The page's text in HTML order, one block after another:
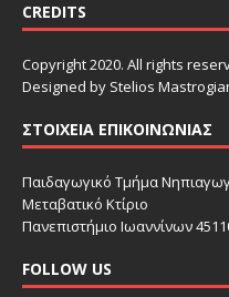
CREDITS
Copyright 2020. All rights
Designed by Stelios
ΣΤΟΙΧΕΊΑ ΕΠΙΚΟΙΝΩΝΊΑΣ
Παιδαγωγικό Τμήμα
Μεταβατικό Κτίριο
Πανεπιστήμιο Ιωαννίνων
FOLLOW US